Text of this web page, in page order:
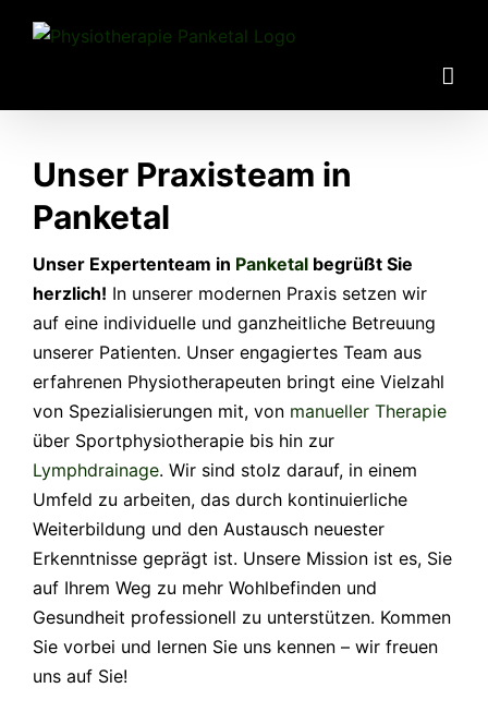
Inhalt
Unser Praxisteam in
Panketal
Unser Expertenteam in Panketalbegrüßt Sie
herzlich! In unserer modernen Praxis setzen wir
auf eine individuelle und ganzheitliche Betreuung
unserer Patienten. Unser engagiertes Team aus
erfahrenen Physiotherapeuten bringt eine Vielzahl
von Spezialisierungen mit, von manueller Therapie
über Sportphysiotherapie bis hin zur
Lymphdrainage. Wir sind stolz darauf, in einem
Umfeld zu arbeiten, das durch kontinuierliche
Weiterbildung und den Austausch neuester
Erkenntnisse geprägt ist. Unsere Mission ist es, Sie
auf Ihrem Weg zu mehr Wohlbefinden und
Gesundheit professionell zu unterstützen. Kommen
Sie vorbei und lernen Sie uns kennen – wir freuen
uns auf Sie!